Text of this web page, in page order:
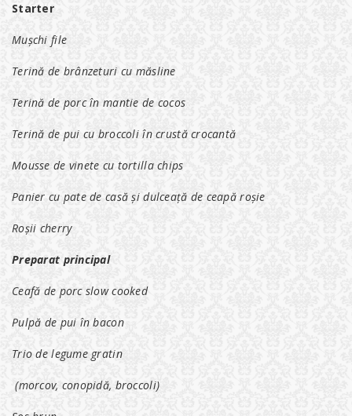
Starter
Mușchi file
Terină de brânzeturi cu măsline
Terină de porc în mantie de cocos
Terină de pui cu broccoli în crustă crocantă
Mousse de vinete cu tortilla chips
Panier cu pate de casă și dulceață de ceapă roșie
Roșii cherry
Preparat principal
Ceafă de porc slow cooked
Pulpă de pui în bacon
Trio de legume gratin
(morcov, conopidă, broccoli)